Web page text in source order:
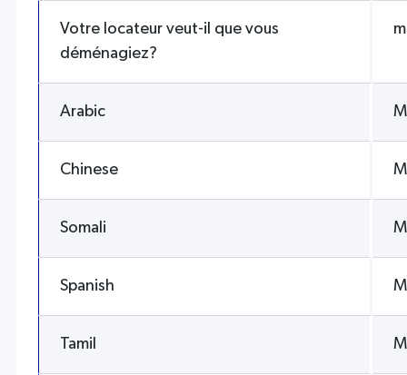
Votre locateur veut-il que vous
déménagiez?
Arabic
Chinese
Somali
Spanish
Tamil